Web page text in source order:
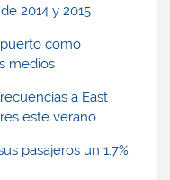
2014 y 2015
como
medios
a East
este verano
pasajeros un 1.7%